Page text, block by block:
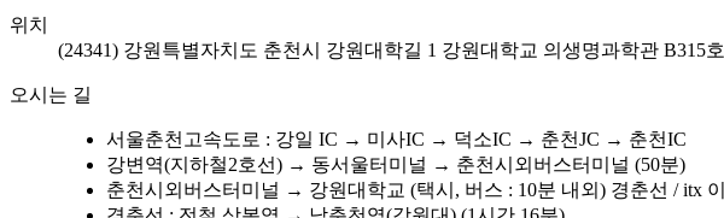
위치
(24341) 강원특별자치도 춘천시 강원대학길 1 강원대학교 의생명과학관 B315호
오시는 길
서울춘천고속도로 : 강일 IC → 미사IC → 덕소IC → 춘천JC → 춘천IC
강변역(지하철2호선) → 동서울터미널 → 춘천시외버스터미널 (50분)
춘천시외버스터미널 → 강원대학교 (택시, 버스 : 10분 내외) 경춘선 / itx